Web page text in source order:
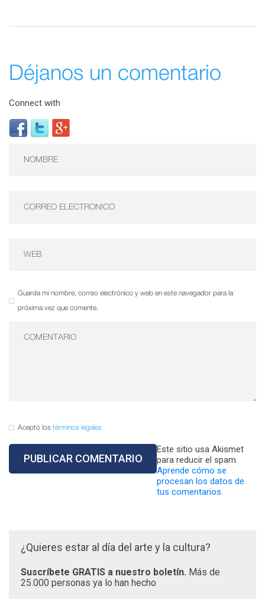
Déjanos un comentario
Connect with
Guarda mi nombre, correo electrónico y web en este navegador para la
próxima vez que comente.
Acepto los términos legales
Este sitio usa Akismet
para reducir el spam.
Aprende cómo se
procesan los datos de
tus comentarios.
¿Quieres estar al día del arte y la cultura?
Suscríbete GRATIS a nuestro boletín. Más de
25.000 personas ya lo han hecho